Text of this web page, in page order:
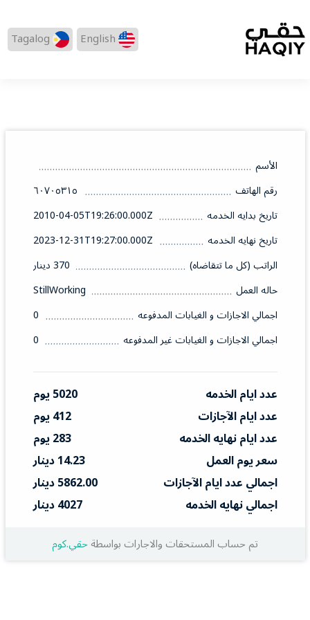
English
Tagalog
الأسم
رقم الهاتف
٦٠٧٠٥٣١٥
تاريخ بدايه الخدمه
2010-04-05T19:26:00.000Z
تاريخ نهايه الخدمه
2023-12-31T19:27:00.000Z
الراتب (كل ما تتقاضاه)
370 دينار
حاله العمل
StillWorking
اجمالي الاجازات و الغيابات المدفوعه
0
اجمالي الاجازات و الغيابات غير المدفوعه
0
عدد ايام الخدمه
5020 يوم
عدد ايام الآجازات
412 يوم
عدد ايام نهايه الخدمه
283 يوم
سعر يوم العمل
14.23 دينار
اجمالي عدد ايام الآجازات
5862.00 دينار
اجمالي نهايه الخدمه
4027 دينار
تم حساب المستحقات والاجارات بواسطةحقي.كوم